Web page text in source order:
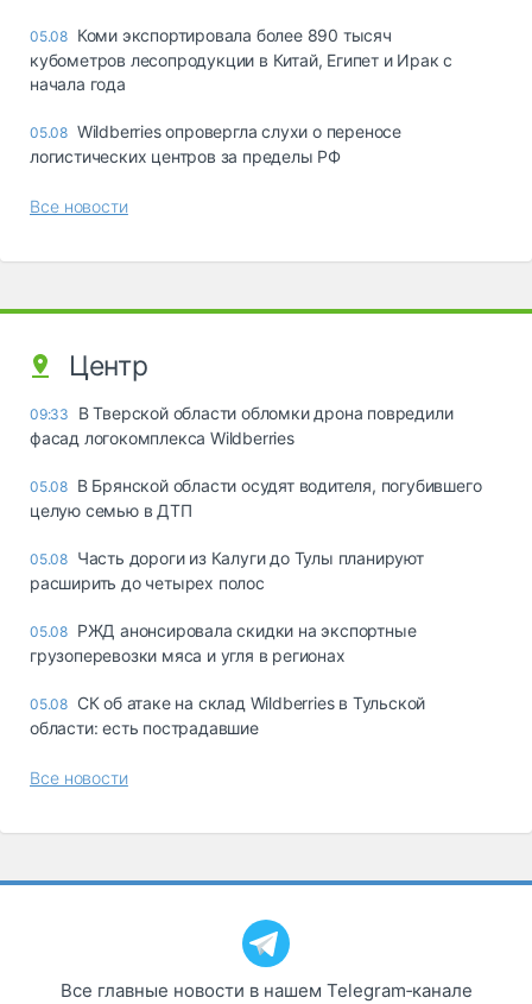
05.08 Коми экспортировала более 890 тысяч
кубометров лесопродукции в Китай, Египет и Ирак с
начала года
05.08 Wildberries опровергла слухи о переносе
логистических центров за пределы РФ
Все новости
Центр
09:33
В Тверской области обломки дрона повредили
фасад логокомплекса Wildberries
05.08 В Брянской области осудят водителя, погубившего
целую семью в ДТП
05.08 Часть дороги из Калуги до Тулы планируют
расширить до четырех полос
05.08 РЖД анонсировала скидки на экспортные
грузоперевозки мяса и угля в регионах
05.08 СК об атаке на склад Wildberries в Тульской
области: есть пострадавшие
Все новости
Все главные новости в нашем Telegram‑канале